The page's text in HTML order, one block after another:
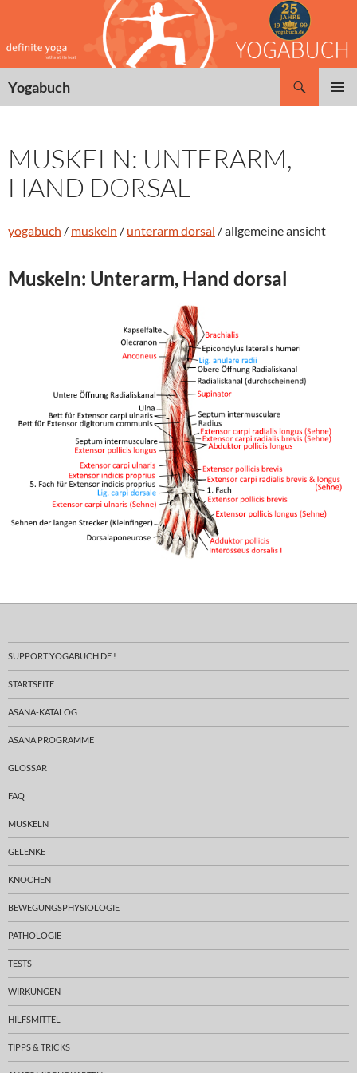
springen
Yogabuch
MUSKELN: UNTERARM,
HAND DORSAL
yogabuch / muskeln / unterarm dorsal / allgemeine ansicht
Muskeln: Unterarm, Hand dorsal
SUPPORT YOGABUCH.DE !
STARTSEITE
ASANA-KATALOG
ASANA PROGRAMME
GLOSSAR
FAQ
MUSKELN
GELENKE
KNOCHEN
BEWEGUNGSPHYSIOLOGIE
PATHOLOGIE
TESTS
WIRKUNGEN
HILFSMITTEL
TIPPS & TRICKS